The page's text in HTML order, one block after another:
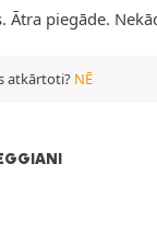
Ātra piegāde.
atkārtoti? NĒ